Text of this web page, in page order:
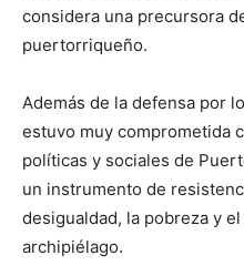
considera una precursora
puertorriqueño.
Además de la defensa por
estuvo muy comprometida
políticas y sociales de
un instrumento de
desigualdad, la pobreza y
archipiélago.